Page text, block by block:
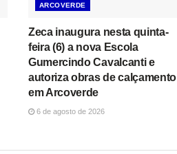
ARCOVERDE
Zeca inaugura nesta quinta-
feira (6) a nova Escola
Gumercindo Cavalcanti e
autoriza obras de calçamento
em Arcoverde
6 de agosto de 2026